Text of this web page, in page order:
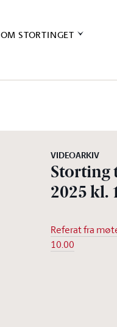
OM STORTINGET
VIDEOARKIV
Storting
2025 kl.
Referat fra
10.00